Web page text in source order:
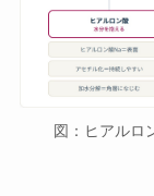
図：ヒアルロ